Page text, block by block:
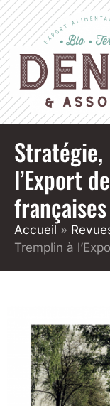
Stratégie,
l’Export
françaises
Accueil »
Tremplin à